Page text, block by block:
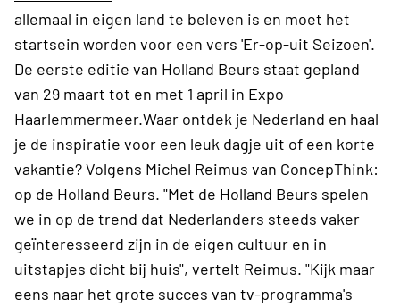
allemaal in eigen land te beleven is en moet het
startsein worden voor een vers 'Er-op-uit Seizoen'.
De eerste editie van Holland Beurs staat gepland
van 29 maart tot en met 1 april in Expo
Haarlemmermeer.Waar ontdek je Nederland en haal
je de inspiratie voor een leuk dagje uit of een korte
vakantie? Volgens Michel Reimus van ConcepThink:
op de Holland Beurs. "Met de Holland Beurs spelen
we in op de trend dat Nederlanders steeds vaker
geïnteresseerd zijn in de eigen cultuur en in
uitstapjes dicht bij huis", vertelt Reimus. "Kijk maar
eens naar het grote succes van tv-programma's